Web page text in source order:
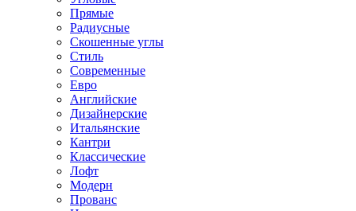
Прямые
Радиусные
Скошенные углы
Стиль
Современные
Евро
Английские
Дизайнерские
Итальянские
Кантри
Классические
Лофт
Модерн
Прованс